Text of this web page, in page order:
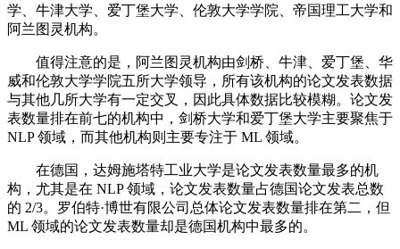
学、牛津大学、爱丁堡大学、伦敦大学学院、帝国理工大学和
阿兰图灵机构。
值得注意的是，阿兰图灵机构由剑桥、牛津、爱丁堡、华
威和伦敦大学学院五所大学领导，所有该机构的论文发表数据
与其他几所大学有一定交叉，因此具体数据比较模糊。论文发
表数量排在前七的机构中，剑桥大学和爱丁堡大学主要聚焦于
NLP 领域，而其他机构则主要专注于 ML 领域。
在德国，达姆施塔特工业大学是论文发表数量最多的机
构，尤其是在 NLP 领域，论文发表数量占德国论文发表总数
的 2/3。罗伯特·博世有限公司总体论文发表数量排在第二，但
ML 领域的论文发表数量却是德国机构中最多的。